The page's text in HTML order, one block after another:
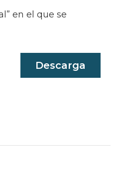
en el que se
Descarga